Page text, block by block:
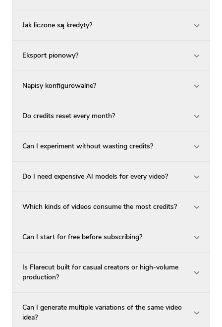
Jak liczone są kredyty?
Eksport pionowy?
Napisy konfigurowalne?
Do credits reset every month?
Can I experiment without wasting credits?
Do I need expensive AI models for every video?
Which kinds of videos consume the most credits?
Can I start for free before subscribing?
Is Flarecut built for casual creators or high-volume
production?
Can I generate multiple variations of the same video
idea?